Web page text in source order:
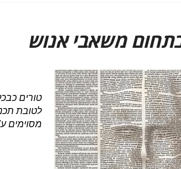
משאבי אנוש
טורים
לטובת
מסוימים